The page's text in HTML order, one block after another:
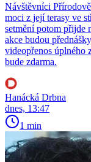
Návštěvníci
moci z její terasy ve
setmění potom přijde
akce budou
videopřenos úplného
bude zdarma.
Hanácká Drbna
dnes, 13:47
1 min